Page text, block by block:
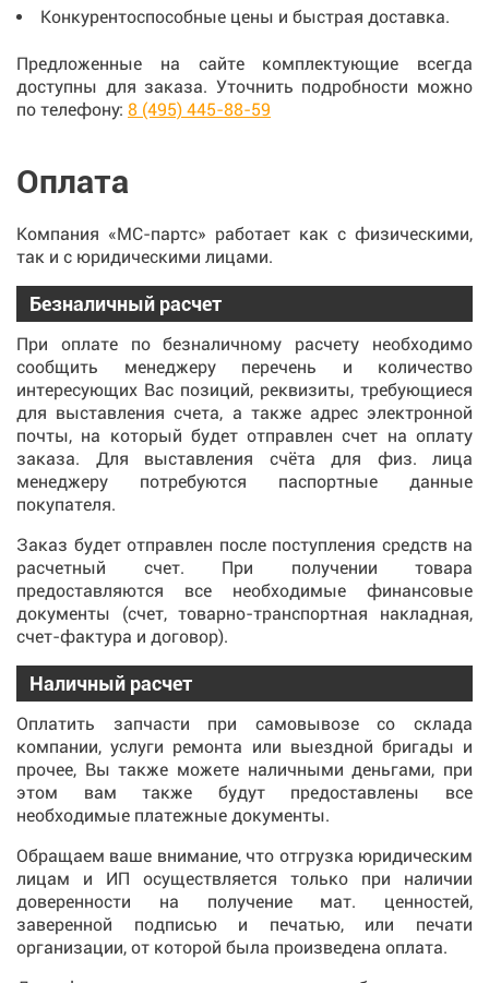
Конкурентоспособные цены и быстрая доставка.
Предложенные на сайте комплектующие всегда
доступны для заказа. Уточнить подробности можно
по телефону: 8 (495) 445-88-59
Оплата
Компания «МС-партс» работает как с физическими,
так и с юридическими лицами.
Безналичный расчет
При оплате по безналичному расчету необходимо
сообщить менеджеру перечень и количество
интересующих Вас позиций, реквизиты, требующиеся
для выставления счета, а также адрес электронной
почты, на который будет отправлен счет на оплату
заказа. Для выставления счёта для физ. лица
менеджеру потребуются паспортные данные
покупателя.
Заказ будет отправлен после поступления средств на
расчетный счет. При получении товара
предоставляются все необходимые финансовые
документы (счет, товарно-транспортная накладная,
счет-фактура и договор).
Наличный расчет
Оплатить запчасти при самовывозе со склада
компании, услуги ремонта или выездной бригады и
прочее, Вы также можете наличными деньгами, при
этом вам также будут предоставлены все
необходимые платежные документы.
Обращаем ваше внимание, что отгрузка юридическим
лицам и ИП осуществляется только при наличии
доверенности на получение мат. ценностей,
заверенной подписью и печатью, или печати
организации, от которой была произведена оплата.